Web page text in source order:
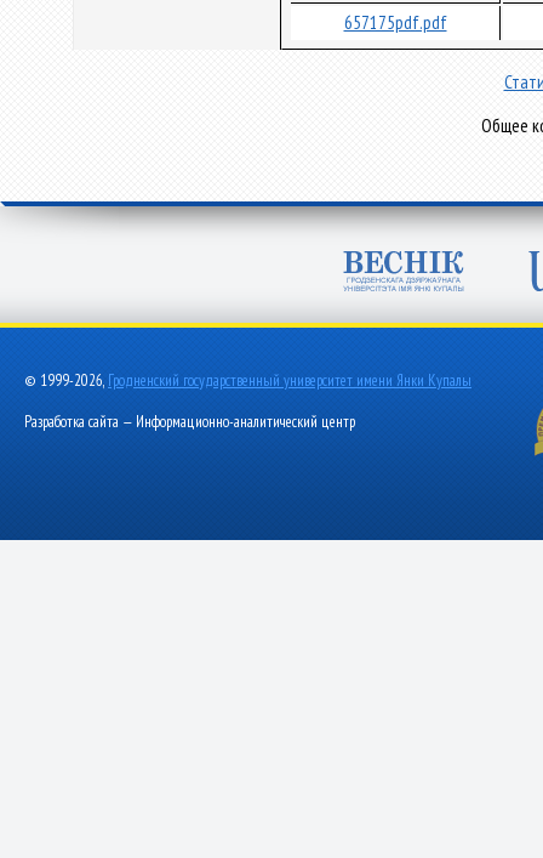
657175pdf.pdf
Общее
© 1999-2026, Гродненский государственный университет имени Янки Купалы
Разработка сайта — Информационно-аналитический центр